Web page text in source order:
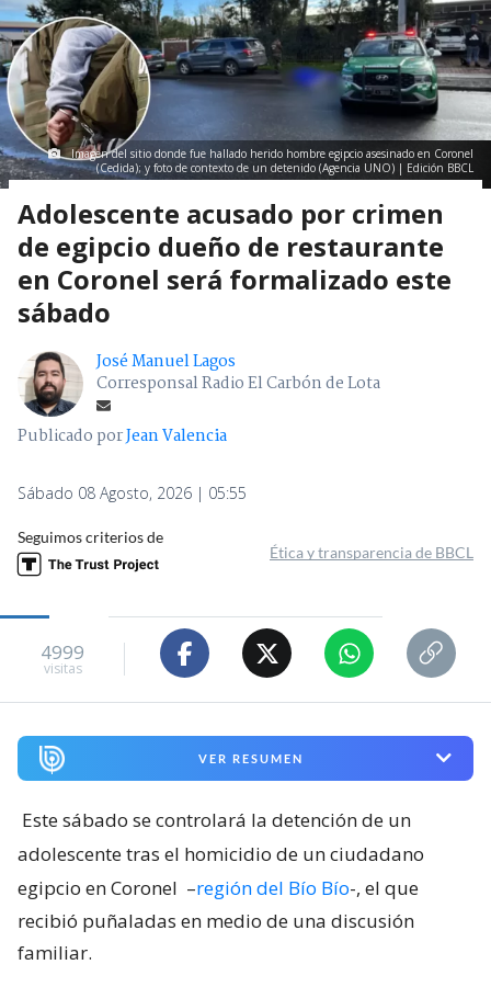
Imagen del sitio donde fue hallado herido hombre egipcio asesinado en Coronel
(Cedida); y foto de contexto de un detenido (Agencia UNO) | Edición BBCL
Adolescente acusado por crimen
de egipcio dueño de restaurante
en Coronel será formalizado este
sábado
José Manuel Lagos
Corresponsal Radio El Carbón de Lota
Publicado porJean Valencia
Sábado 08 Agosto, 2026 | 05:55
Seguimos criterios de
Ética y transparencia de BBCL
4999
visitas
VER RESUMEN
Este sábado se controlará la detención de un
adolescente tras el homicidio de un ciudadano
egipcio en Coronel –región del Bío Bío-, el que
recibió puñaladas en medio de una discusión
familiar.